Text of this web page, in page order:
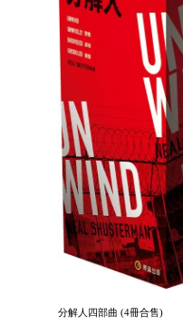
分解人四部曲 (4冊合售)